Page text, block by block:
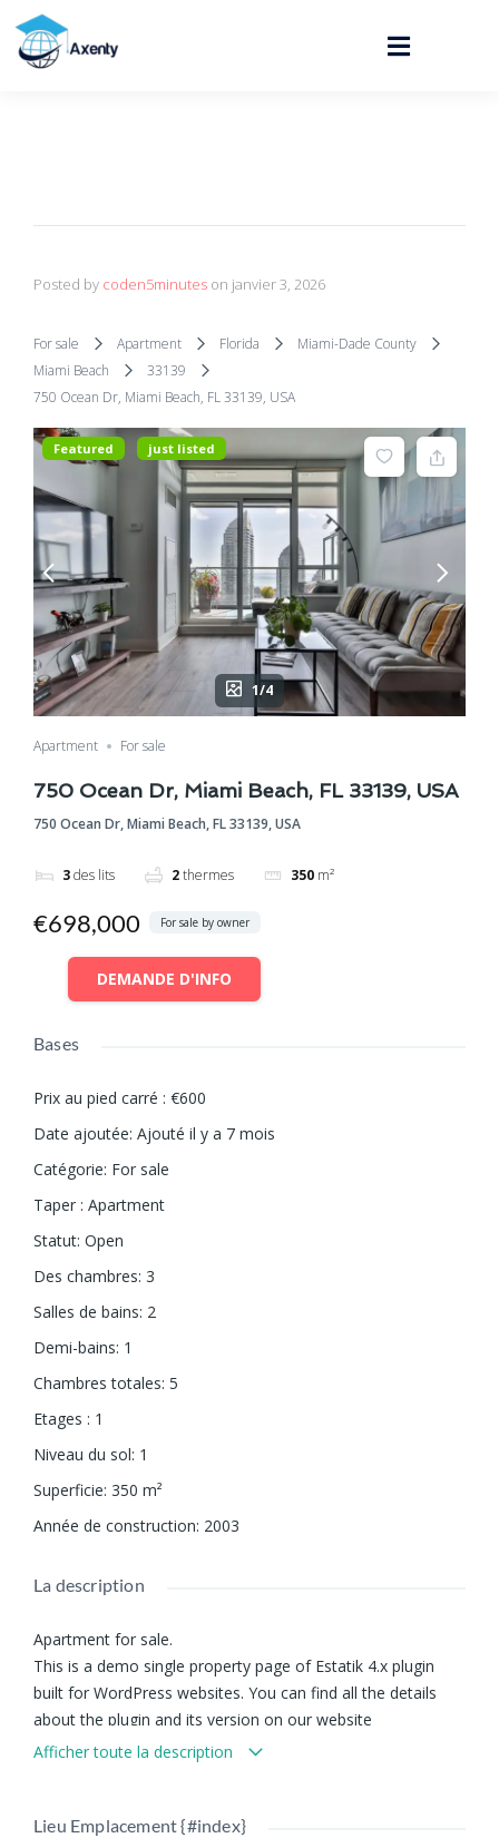
Posted by coden5minutes on janvier 3, 2026
For sale Apartment Florida
Miami-Dade County
Miami Beach
33139
750 Ocean Dr, Miami Beach, FL 33139, USA
Featured just listed
1/4
Apartment For sale
750 Ocean Dr, Miami Beach, FL 33139, USA
750 Ocean Dr, Miami Beach, FL 33139, USA
3des lits 2thermes 350 m²
€698,000 For sale by owner
DEMANDE D'INFO
Bases
Prix au pied carré : €600
Date ajoutée: Ajouté il y a 7 mois
Catégorie: For sale
Taper : Apartment
Statut: Open
Des chambres: 3
Salles de bains: 2
Demi-bains: 1
Chambres totales: 5
Etages : 1
Niveau du sol: 1
Superficie: 350 m²
Année de construction: 2003
La description
Apartment for sale.
This is a demo single property page of Estatik 4.x plugin
built for WordPress websites. You can find all the details
about the plugin and its version on our website
www.estatik.net.
more details and book an appointment with your agent.
Afficher toute la description
Lieu Emplacement {#index}